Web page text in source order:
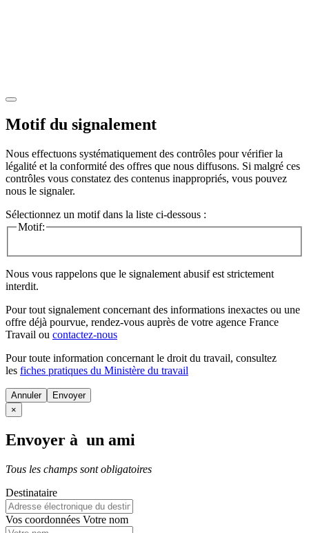
Motif du signalement
Nous effectuons systématiquement des contrôles pour vérifier la
légalité et la conformité des offres que nous diffusons. Si malgré ces
contrôles vous constatez des contenus inappropriés, vous pouvez
nous le signaler.
Sélectionnez un motif dans la liste ci-dessous :
Motif:
Nous vous rappelons que le signalement abusif est strictement
interdit.
Pour tout signalement concernant des informations inexactes ou une
offre déjà pourvue, rendez-vous auprès de votre agence France
Travail ou contactez-nous
Pour toute information concernant le droit du travail, consultez
les fiches pratiques du Ministère du travail
Annuler
×
Envoyer à un ami
Tous les champs sont obligatoires
Destinataire
Vos coordonnées Votre nom